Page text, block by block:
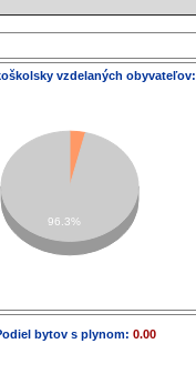
vzdelaných obyvateľov:
96.3%
bytov s plynom: 0.00